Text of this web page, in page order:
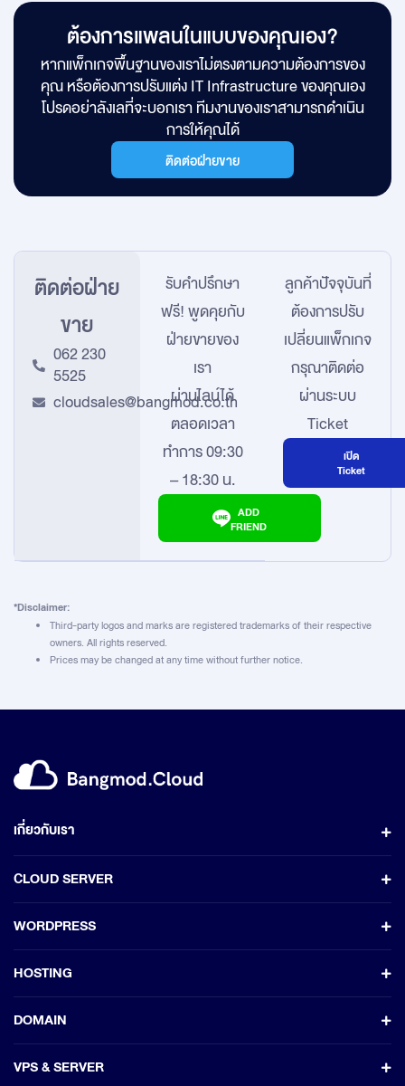
ต้องการแพลนในแบบของคุณเอง?
หากแพ็กเกจพื้นฐานของเราไม่ตรงตามความต้องการของ
คุณ หรือต้องการปรับแต่ง IT Infrastructure ของคุณเอง
โปรดอย่าลังเลที่จะบอกเรา ทีมงานของเราสามารถดำเนิน
การให้คุณได้
ติดต่อฝ่ายขาย
ติดต่อฝ่าย
ขาย
062 230
5525
cloudsales@bangmod.co.th
รับคำปรึกษา
ฟรี! พูดคุยกับ
ฝ่ายขายของ
เรา
ผ่านไลน์ได้
ตลอดเวลา
ทำการ 09:30
– 18:30 น.
ADD
FRIEND
ลูกค้าปัจจุบันที่
ต้องการปรับ
เปลี่ยนแพ็กเกจ
กรุณาติดต่อ
ผ่านระบบ
Ticket
เปิด
Ticket
*Disclaimer:
Third-party logos and marks are registered trademarks of their respective
owners. All rights reserved.
Prices may be changed at any time without further notice.
เกี่ยวกับเรา
CLOUD SERVER
WORDPRESS
HOSTING
DOMAIN
VPS & SERVER